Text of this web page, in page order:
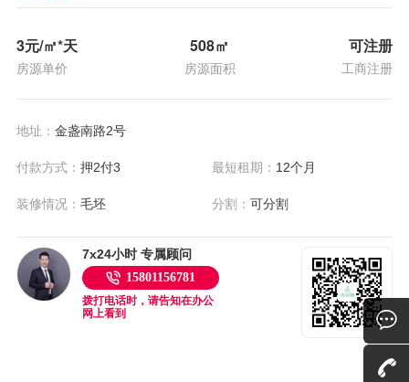
3元/㎡*天
房源单价
508㎡
房源面积
可注册
工商注册
地址： 金盏南路2号
付款方式： 押2付3 最短租期： 12个月
装修情况： 毛坯 分割：可分割
7x24小时 专属顾问
15801156781
拨打电话时，请告知在办公
网上看到